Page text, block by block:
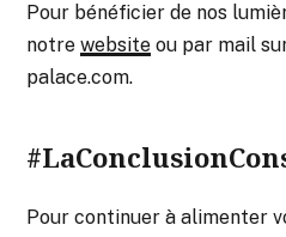
Pour bénéficier de nos
notrewebsite ou par mail
palace.com.
Pour continuer à alimenter